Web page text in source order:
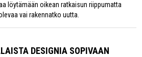
löytämään oikean ratkaisun riippumatta
vai rakennatko uutta.
DESIGNIA SOPIVAAN